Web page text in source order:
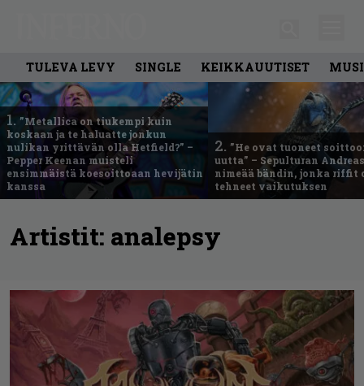
TULEVA LEVY SINGLE KEIKKAUUTISET
1. ”Metallica on tiukempi kuin
koskaan ja te haluatte jonkun
nulikan yrittävän olla Hetfield?” –
Pepper Keenan muisteli
ensimmäistä koesoittoaan hevijätin
kanssa
2. ”He ovat tuoneet
uutta” – Sepulturan
nimeää bändin, jonka riffit
tehneet vaikutuksen
Artistit: analepsy